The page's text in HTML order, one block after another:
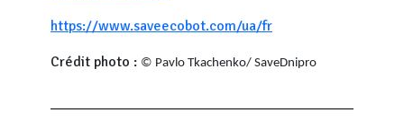
https://www.saveecobot.com/ua/fr
Crédit photo : © Pavlo Tkachenko/ SaveDnipro